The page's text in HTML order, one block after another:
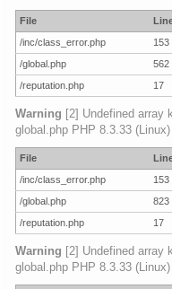
File
/inc/class_error.php
153
/global.php
562
/reputation.php
17
Warning [2] Undefined array
global.php PHP 8.3.33 (Linux)
File
/inc/class_error.php
153
/global.php
823
/reputation.php
17
Warning [2] Undefined array
global.php PHP 8.3.33 (Linux)